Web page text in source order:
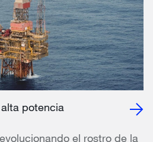
potencia
el rostro de la